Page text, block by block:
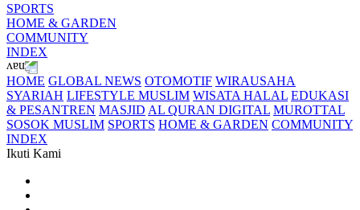
SPORTS
HOME & GARDEN
COMMUNITY
INDEX
HOME GLOBAL NEWS OTOMOTIF WIRAUSAHA
SYARIAH LIFESTYLE MUSLIM WISATA HALAL EDUKASI
& PESANTREN MASJID AL QURAN DIGITAL MUROTTAL
SOSOK MUSLIM SPORTS HOME & GARDEN COMMUNITY
INDEX
Ikuti Kami